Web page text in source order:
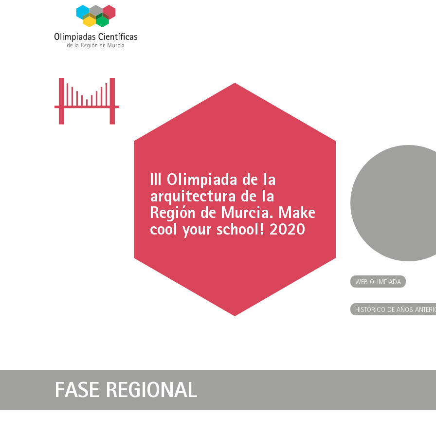
III Olimpiada de la
arquitectura de la
Región de Murcia. Make
cool your school! 2020
WEB OLIMPIADA
HISTÓRICO DE AÑOS
FASE REGIONAL